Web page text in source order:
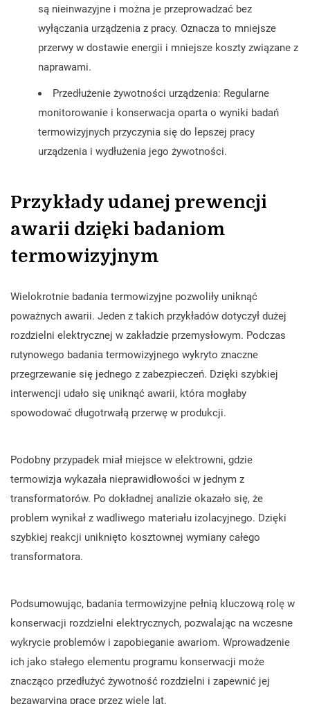
są nieinwazyjne i można je przeprowadzać bez
wyłączania urządzenia z pracy. Oznacza to mniejsze
przerwy w dostawie energii i mniejsze koszty związane z
naprawami.
Przedłużenie żywotności urządzenia: Regularne
monitorowanie i konserwacja oparta o wyniki badań
termowizyjnych przyczynia się do lepszej pracy
urządzenia i wydłużenia jego żywotności.
Przykłady udanej prewencji
awarii dzięki badaniom
termowizyjnym
Wielokrotnie badania termowizyjne pozwoliły uniknąć
poważnych awarii. Jeden z takich przykładów dotyczył dużej
rozdzielni elektrycznej w zakładzie przemysłowym. Podczas
rutynowego badania termowizyjnego wykryto znaczne
przegrzewanie się jednego z zabezpieczeń. Dzięki szybkiej
interwencji udało się uniknąć awarii, która mogłaby
spowodować długotrwałą przerwę w produkcji.
Podobny przypadek miał miejsce w elektrowni, gdzie
termowizja wykazała nieprawidłowości w jednym z
transformatorów. Po dokładnej analizie okazało się, że
problem wynikał z wadliwego materiału izolacyjnego. Dzięki
szybkiej reakcji uniknięto kosztownej wymiany całego
transformatora.
Podsumowując, badania termowizyjne pełnią kluczową rolę w
konserwacji rozdzielni elektrycznych, pozwalając na wczesne
wykrycie problemów i zapobieganie awariom. Wprowadzenie
ich jako stałego elementu programu konserwacji może
znacząco przedłużyć żywotność rozdzielni i zapewnić jej
bezawaryjną pracę przez wiele lat.